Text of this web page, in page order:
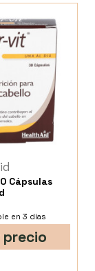
Cápsulas
en 3 días
precio